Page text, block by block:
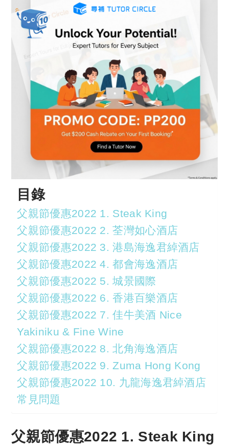
目錄
父親節優惠2022 1. Steak King
父親節優惠2022 2. 荃灣如心酒店
父親節優惠2022 3. 港島海逸君綽酒店
父親節優惠2022 4. 都會海逸酒店
父親節優惠2022 5. 城景國際
父親節優惠2022 6. 香港百樂酒店
父親節優惠2022 7. 佳牛美酒 Nice
Yakiniku & Fine Wine
父親節優惠2022 8. 北角海逸酒店
父親節優惠2022 9. Zuma Hong Kong
父親節優惠2022 10. 九龍海逸君綽酒店
常見問題
父親節優惠2022 1. Steak King